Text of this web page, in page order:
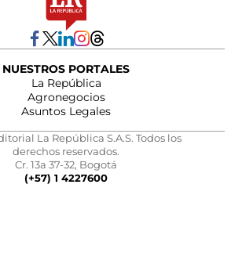
NUESTROS PORTALES
La República
Agronegocios
Asuntos Legales
La República S.A.S. Todos los
derechos reservados.
Cr. 13a 37-32, Bogotá
(+57) 1 4227600